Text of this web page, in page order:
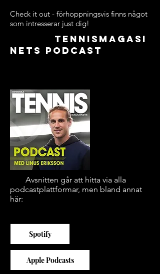
Check it out - förhoppningsvis finns något
som intresserar just dig!
tennismagasi
nets podcast
Avsnitten går att hitta via alla
podcastplattformar, men bland annat
här:
Spotify
Apple Podcasts